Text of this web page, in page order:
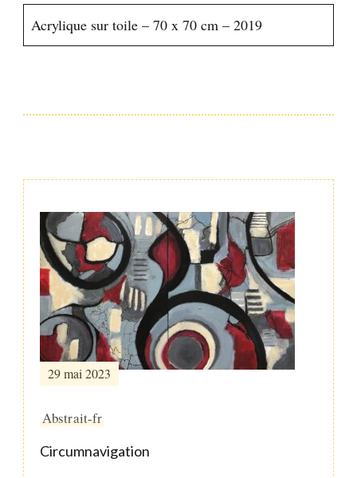
Acrylique sur toile – 70 x 70 cm – 2019
Post
Navigation
29 mai 2023
Abstrait-fr
Circumnavigation